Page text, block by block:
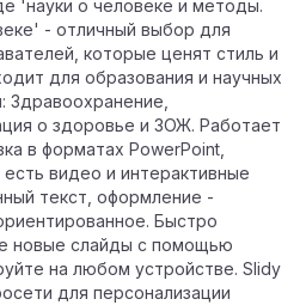
'науки о человеке и методы.
- отличный выбор для
которые ценят стиль и
для образования и научных
Здравоохранение,
о здоровье и ЗОЖ. Работает
в форматах PowerPoint,
видео и интерактивные
текст, оформление -
Быстро
новые слайды с помощью
на любом устройстве. Slidy
для персонализации